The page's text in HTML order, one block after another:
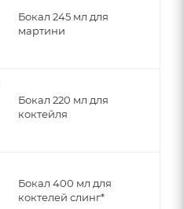
Бокал 245 мл для
мартини
Бокал 220 мл для
коктейля
Бокал 400 мл для
коктелей слинг*